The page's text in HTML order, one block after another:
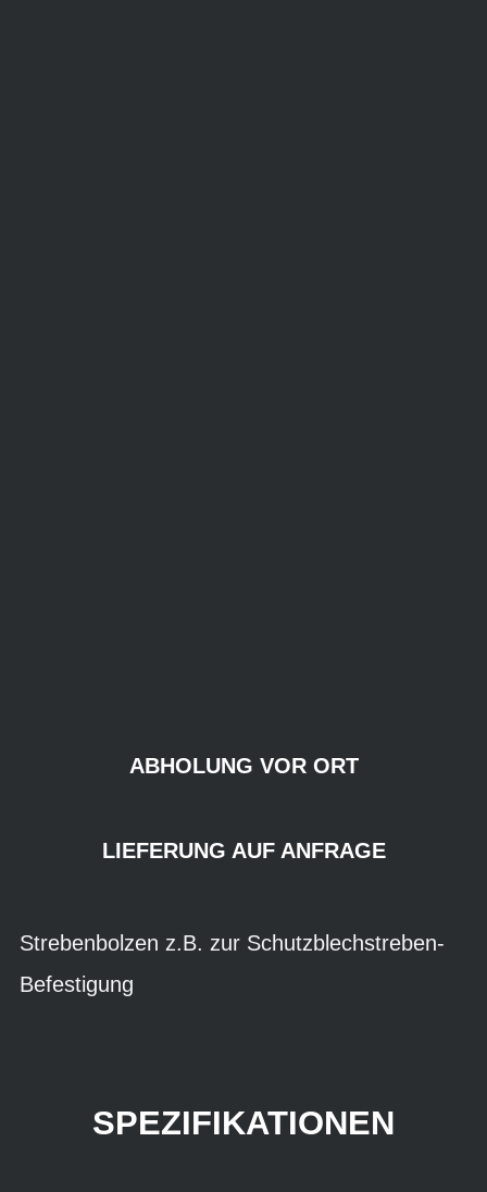
ABHOLUNG VOR ORT
LIEFERUNG AUF ANFRAGE
Strebenbolzen z.B. zur Schutzblechstreben-
Befestigung
SPEZIFIKATIONEN